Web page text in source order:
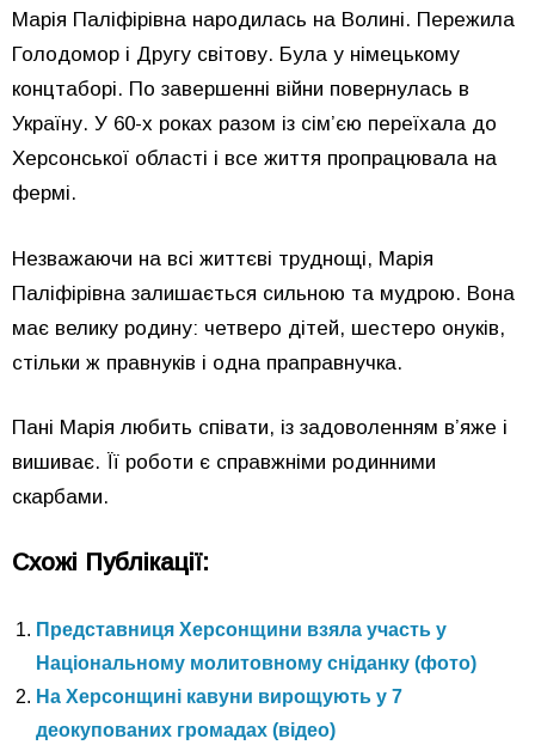
Марія Паліфірівна народилась на Волині. Пережила
Голодомор і Другу світову. Була у німецькому
концтаборі. По завершенні війни повернулась в
Україну. У 60-х роках разом із сім’єю переїхала до
Херсонської області і все життя пропрацювала на
фермі.
Незважаючи на всі життєві труднощі, Марія
Паліфірівна залишається сильною та мудрою. Вона
має велику родину: четверо дітей, шестеро онуків,
стільки ж правнуків і одна праправнучка.
Пані Марія любить співати, із задоволенням в’яже і
вишиває. Її роботи є справжніми родинними
скарбами.
Схожі Публікації:
Представниця Херсонщини взяла участь у
Національному молитовному сніданку (фото)
На Херсонщині кавуни вирощують у 7
деокупованих громадах (відео)